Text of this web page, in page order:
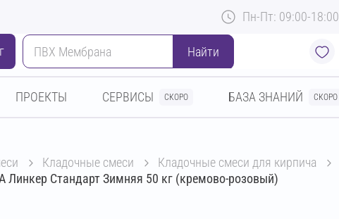
Пн-Пт: 09:00-18:00
Найти
ПРОЕКТЫ СЕРВИСЫ СКОРО БАЗА ЗНАНИЙ СКОРО
кладочные смеси
кладочные смеси для кирпича
Линкер Стандарт Зимняя 50 кг (кремово-розовый)